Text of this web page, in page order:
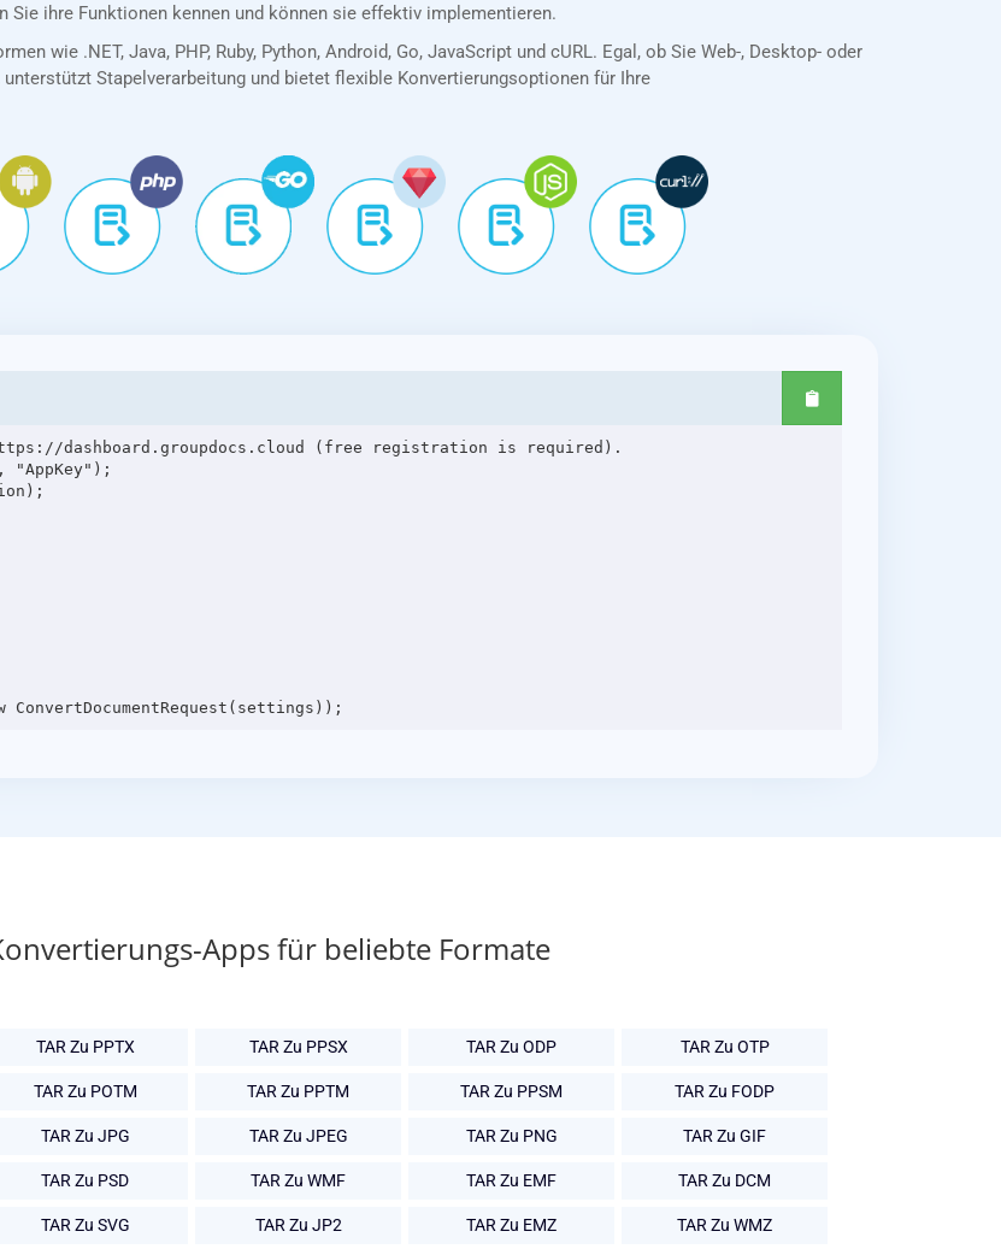
ihre Funktionen kennen und können sie effektiv implementieren.
wie .NET, Java, PHP, Ruby, Python, Android, Go, JavaScript und cURL. Egal, ob Sie Web-, Desktop- oder
Stapelverarbeitung und bietet flexible Konvertierungsoptionen für Ihre
https://dashboard.groupdocs.cloud (free registration is required).
"AppKey");
Apps für beliebte Formate
TAR Zu PPTX TAR Zu PPSX TAR Zu ODP TAR Zu OTP
TAR Zu POTM TAR Zu PPTM TAR Zu PPSM TAR Zu FODP
TAR Zu JPG TAR Zu JPEG TAR Zu PNG TAR Zu GIF
TAR Zu PSD TAR Zu WMF TAR Zu EMF TAR Zu DCM
TAR Zu SVG TAR Zu JP2 TAR Zu EMZ TAR Zu WMZ